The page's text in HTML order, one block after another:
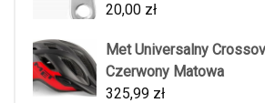
20,00 zł
Met Universalny
Czerwony Matowa
325,99 zł